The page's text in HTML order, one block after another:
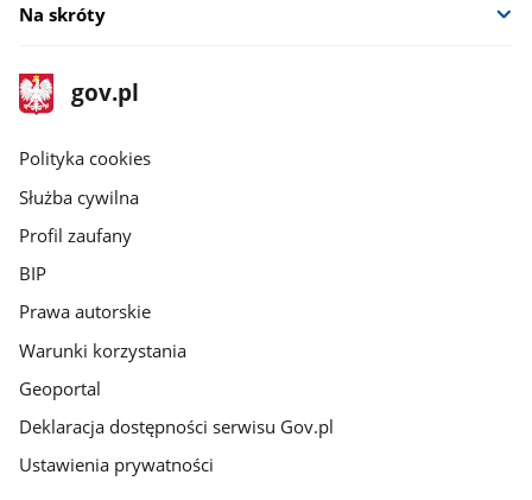
Na skróty
stopka
gov.pl
Strona
gov.pl
gov.pl
Polityka cookies
Służba cywilna
Profil zaufany
BIP
Prawa autorskie
Warunki korzystania
Geoportal
Deklaracja dostępności serwisu Gov.pl
Ustawienia prywatności